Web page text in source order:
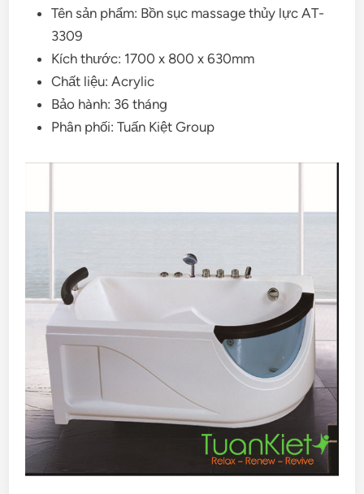
Tên sản phẩm: Bồn sục massage thủy lực AT-
3309
Kích thước: 1700 x 800 x 630mm
Chất liệu: Acrylic
Bảo hành: 36 tháng
Phân phối: Tuấn Kiệt Group